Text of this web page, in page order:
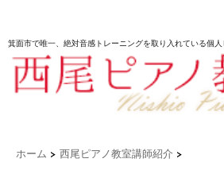
箕面市で唯一、絶対音感トレーニングを取り入れている個
ホーム > 西尾ピアノ教室講師紹介 >